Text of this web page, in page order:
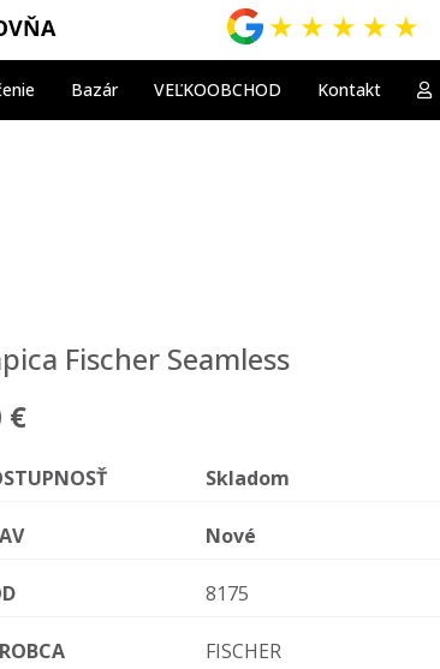
★ ★ ★ ★ ★
Bazár VEĽKOOBCHOD Kontakt
Fischer Seamless
€
Skladom
Nové
8175
FISCHER